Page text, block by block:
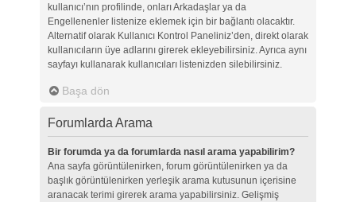
kullanıcı’nın profilinde, onları Arkadaşlar ya da
Engellenenler listenize eklemek için bir bağlantı olacaktır.
Alternatif olarak Kullanıcı Kontrol Paneliniz’den, direkt olarak
kullanıcıların üye adlarını girerek ekleyebilirsiniz. Ayrıca aynı
sayfayı kullanarak kullanıcıları listenizden silebilirsiniz.
Başa dön
Forumlarda Arama
Bir forumda ya da forumlarda nasıl arama yapabilirim?
Ana sayfa görüntülenirken, forum görüntülenirken ya da
başlık görüntülenirken yerleşik arama kutusunun içerisine
aranacak terimi girerek arama yapabilirsiniz. Gelişmiş